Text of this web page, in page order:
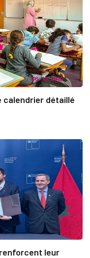
calendrier détaillé
renforcent leur